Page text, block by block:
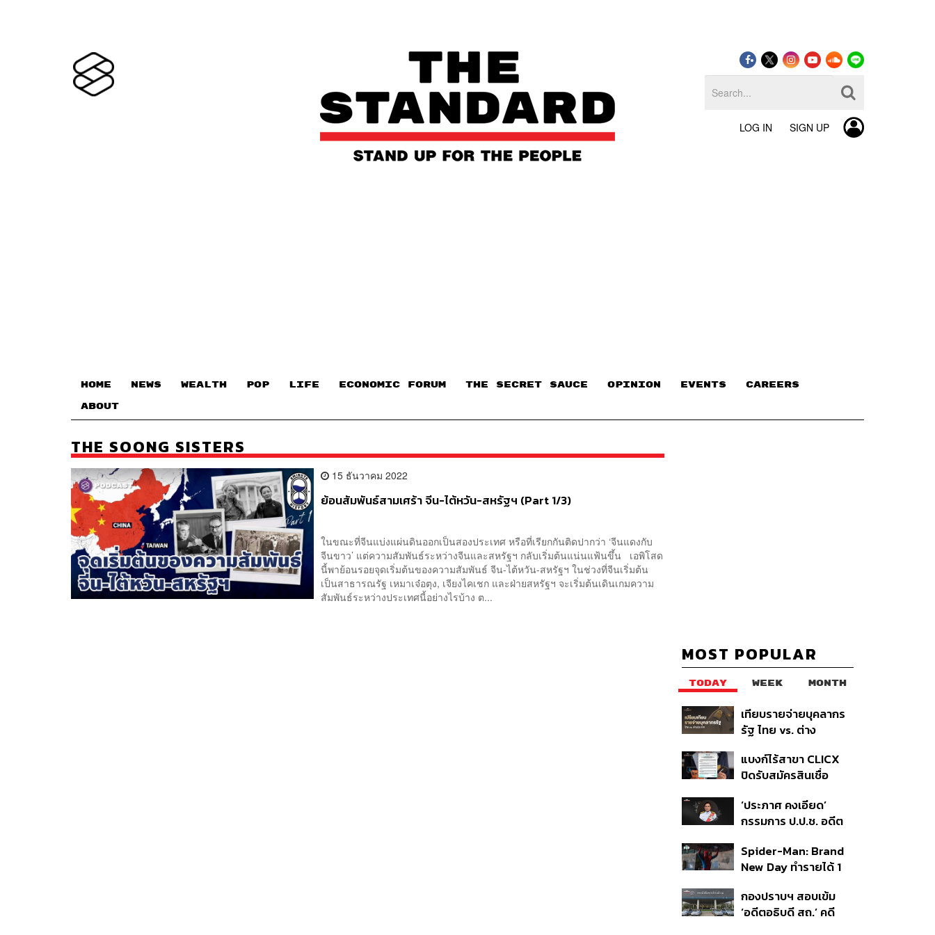
LOG IN SIGN UP
HOME NEWS WEALTH POP LIFE ECONOMIC FORUM THE SECRET SAUCE​ OPINION EVENTS CAREERS
ABOUT
THE SOONG SISTERS
15 ธันวาคม 2022
ย้อนสัมพันธ์สามเศร้า จีน-ไต้หวัน-สหรัฐฯ (Part 1/3)
ในขณะที่จีนแบ่งแผ่นดินออกเป็นสองประเทศ หรือที่เรียกกันติดปากว่า ‘จีนแดงกับ
จีนขาว’ แต่ความสัมพันธ์ระหว่างจีนและสหรัฐฯ กลับเริ่มต้นแน่นแฟ้นขึ้น เอพิโสด
นี้พาย้อนรอยจุดเริ่มต้นของความสัมพันธ์ จีน-ไต้หวัน-สหรัฐฯ ในช่วงที่จีนเริ่มต้น
เป็นสาธารณรัฐ เหมาเจ๋อตุง, เจียงไคเชก และฝ่ายสหรัฐฯ จะเริ่มต้นเดินเกมความ
สัมพันธ์ระหว่างประเทศนี้อย่างไรบ้าง ต...
MOST POPULAR
TODAY WEEK MONTH
เทียบรายจ่ายบุคลากร
รัฐ ไทย vs. ต่าง
100 บาทของคนไทยใช้
ไปกับข้าราชการเฉียด
แบงก์ไร้สาขา CLICX
ปิดรับสมัครสินเชื่อ
สัญญาณเตือนกลุ่มกู้
เงินผิดวัตถุประสงค์-ให้
คดีเด็ดขาด
‘ประภาศ คงเอียด’
กรรมการ ป.ป.ช. อดีต
ถึงแก่อนิจกรรม
Spider-Man: Brand
New Day ทำรายได้ 1
โลกภายใน 6 วัน
กองปราบฯ สอบเข้ม
‘อดีตอธิบดี สถ.’ คดี